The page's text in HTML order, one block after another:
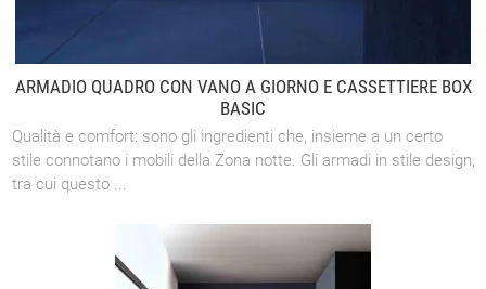
ARMADIO QUADRO CON VANO A GIORNO E CASSETTIERE BOX
BASIC
Qualità e comfort: sono gli ingredienti che, insieme a un certo
stile connotano i mobili della Zona notte. Gli armadi in stile design,
tra cui questo ...